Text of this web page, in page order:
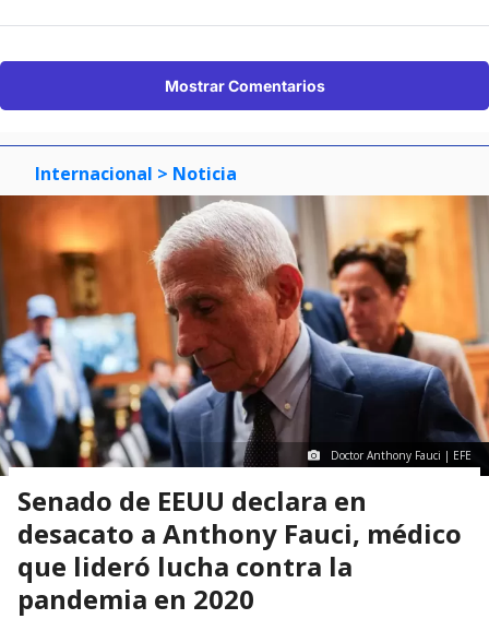
Mostrar Comentarios
Internacional > Noticia
Doctor Anthony Fauci | EFE
Senado de EEUU declara en
desacato a Anthony Fauci, médico
que lideró lucha contra la
pandemia en 2020